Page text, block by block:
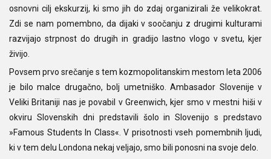
osnovni cilj ekskurzij, ki smo jih do zdaj organizirali že velikokrat.
Zdi se nam pomembno, da dijaki v soočanju z drugimi kulturami
razvijajo strpnost do drugih in gradijo lastno vlogo v svetu, kjer
živijo.
Povsem prvo srečanje s tem kozmopolitanskim mestom leta 2006
je bilo malce drugačno, bolj umetniško. Ambasador Slovenije v
Veliki Britaniji nas je povabil v Greenwich, kjer smo v mestni hiši v
okviru Slovenskih dni predstavili šolo in Slovenijo s predstavo
»Famous Students In Class«. V prisotnosti vseh pomembnih ljudi,
ki v tem delu Londona nekaj veljajo, smo bili ponosni na svoje delo.